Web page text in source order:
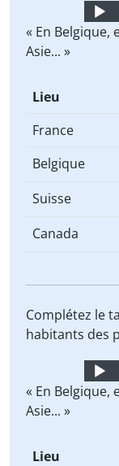
Audio
Player
« En Belgique,
Asie... »
Lieu
France
Belgique
Suisse
Canada
Complétez le
habitants des
Audio
Player
« En Belgique,
Asie... »
Lieu